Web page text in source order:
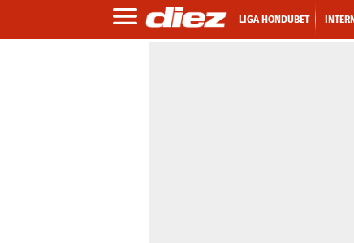
LIGA HONDUBET